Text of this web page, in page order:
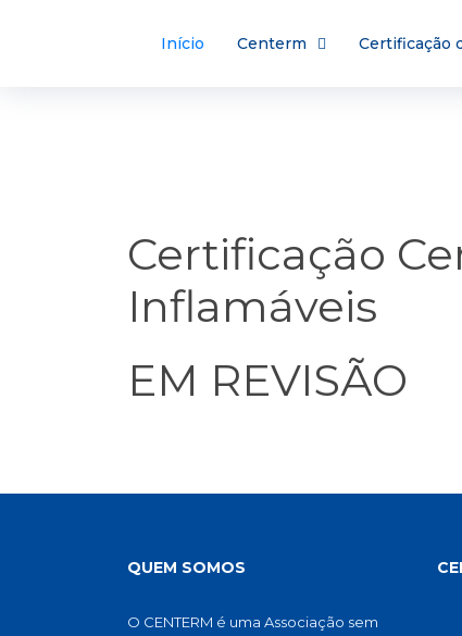
Início Centerm Certificação
Certificação
Inflamáveis
EM REVISÃO
QUEM SOMOS
O CENTERM é uma Associação sem